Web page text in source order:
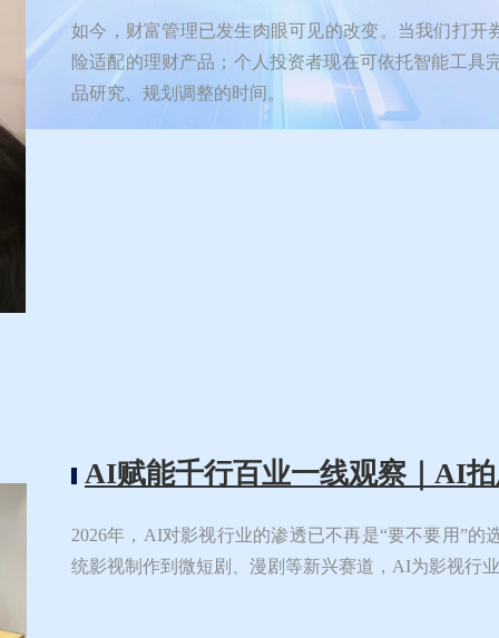
如今，财富管理已发生肉眼可见的改变。当我们打
险适配的理财产品；个人投资者现在可依托智能工
品研究、规划调整的时间。
AI赋能千行百业一线观察｜AI
2026年，AI对影视行业的渗透已不再是“要不要用”
统影视制作到微短剧、漫剧等新兴赛道，AI为影视行